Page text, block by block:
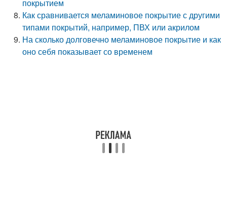
покрытием
Как сравнивается меламиновое покрытие с другими
типами покрытий, например, ПВХ или акрилом
На сколько долговечно меламиновое покрытие и как
оно себя показывает со временем